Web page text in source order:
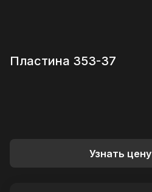
Пластина 353-37
Узнать цену